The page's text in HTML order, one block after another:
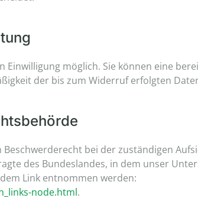
möglich. Sie können eine
der bis zum Widerruf erfolgten
bei der zuständigen
des Bundeslandes, in dem unser
Link entnommen werden:
node.html.